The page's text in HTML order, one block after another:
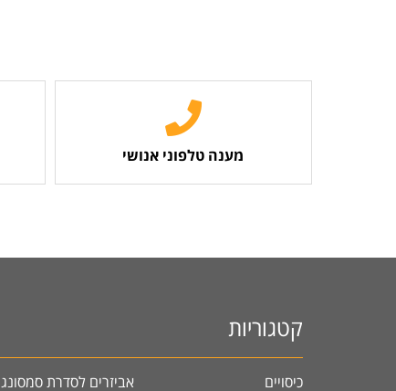
מענה טלפוני אנושי
קטגוריות
כיסויים
אביזרים לסדרת סמסונג